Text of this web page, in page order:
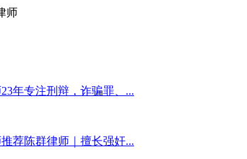
年专注刑辩，诈骗罪、...
荐陈群律师｜擅长强奸...